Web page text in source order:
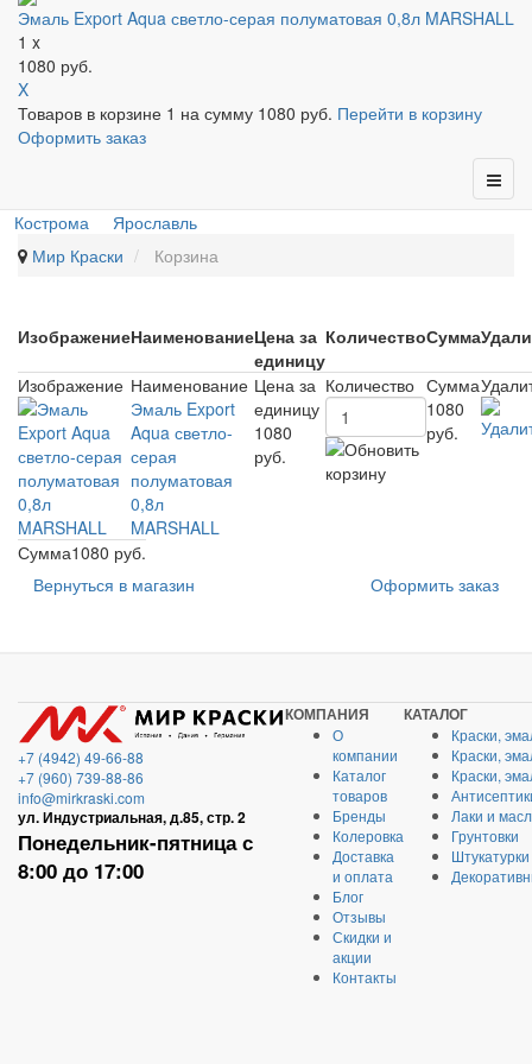
Эмаль Export Aqua светло-серая полуматовая 0,8л MARSHALL
1 x
1080 руб.
X
Товаров в корзине 1 на сумму 1080 руб. Перейти в корзину
Оформить заказ
Кострома
Ярославль
Мир Краски
Корзина
ИзображениеНаименованиеЦена за
единицу
КоличествоСумма
Изображение Наименование
Эмаль Export
Aqua светло-
серая
полуматовая
0,8л
MARSHALL
Цена за
единицу
1080
руб.
Количество Сумма
1080
руб.
Сумма1080 руб.
Вернуться в магазин
Оформить заказ
+7 (4942) 49-66-88
+7 (960) 739-88-86
info@mirkraski.com
ул. Индустриальная, д.85, стр. 2
Понедельник-пятница с
8:00 до 17:00
КОМПАНИЯ
О
компании
Каталог
товаров
Бренды
Колеровка
Доставка
и оплата
Блог
Отзывы
Скидки и
акции
Контакты
КАТАЛОГ
Краски,
Краски,
Краски,
Лаки и
Грунтовки